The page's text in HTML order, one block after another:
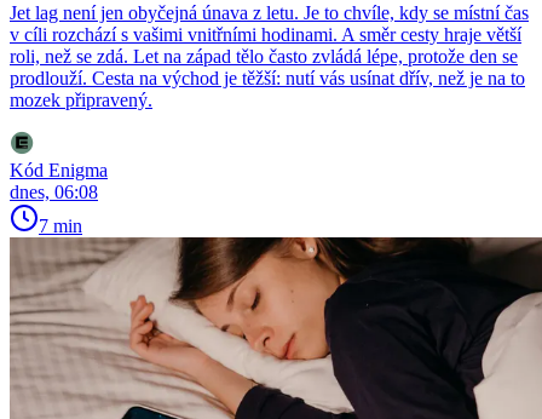
Jet lag není jen obyčejná únava z letu. Je to chvíle, kdy se místní čas
v cíli rozchází s vašimi vnitřními hodinami. A směr cesty hraje větší
roli, než se zdá. Let na západ tělo často zvládá lépe, protože den se
prodlouží. Cesta na východ je těžší: nutí vás usínat dřív, než je na to
mozek připravený.
Kód Enigma
dnes, 06:08
7 min